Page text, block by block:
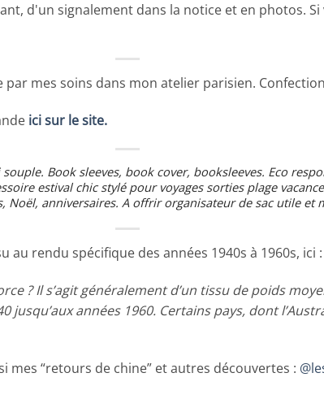
d'un signalement dans la notice et en photos.
mes soins dans mon atelier parisien.
ici sur le site.
Book sleeves, book cover, booksleeves. Eco
estival chic stylé pour voyages sorties plage
Noël, anniversaires. A offrir organisateur de sac utile et
rendu spécifique des années 1940s à 1960s, ici :
? Il s’agit généralement d’un tissu de poids
années 1960. Certains pays, dont
mes “retours de chine” et autres découvertes :